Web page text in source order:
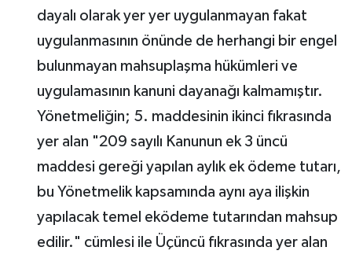
dayalı olarak yer yer uygulanmayan fakat
uygulanmasının önünde de herhangi bir engel
bulunmayan mahsuplaşma hükümleri ve
uygulamasının kanuni dayanağı kalmamıştır.
Yönetmeliğin; 5. maddesinin ikinci fıkrasında
yer alan "209 sayılı Kanunun ek 3 üncü
maddesi gereği yapılan aylık ek ödeme tutarı,
bu Yönetmelik kapsamında aynı aya ilişkin
yapılacak temel eködeme tutarından mahsup
edilir." cümlesi ile Üçüncü fıkrasında yer alan